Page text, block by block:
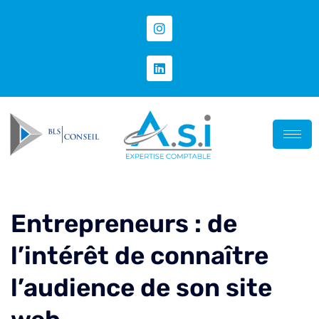
Entrepreneurs : de
l’intérêt de connaître
l’audience de son site